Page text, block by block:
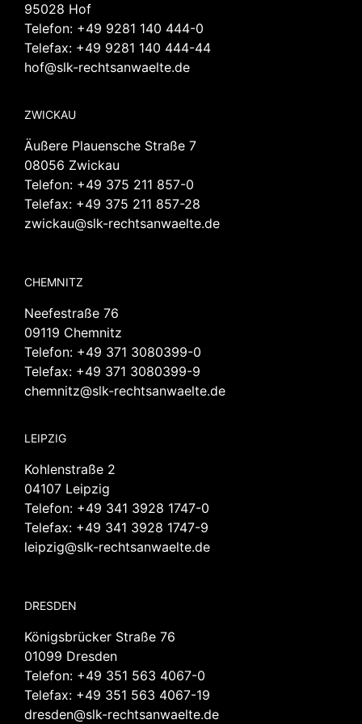
95028 Hof
Telefon: +49 9281 140 444-0
Telefax: +49 9281 140 444-44
hof@slk-rechtsanwaelte.de
ZWICKAU
Äußere Plauensche Straße 7
08056 Zwickau
Telefon: +49 375 211 857-0
Telefax: +49 375 211 857-28
zwickau@slk-rechtsanwaelte.de
CHEMNITZ
Neefestraße 76
09119 Chemnitz
Telefon: +49 371 3080399-0
Telefax: +49 371 3080399-9
chemnitz@slk-rechtsanwaelte.de
LEIPZIG
Kohlenstraße 2
04107 Leipzig
Telefon: +49 341 3928 1747-0
Telefax: +49 341 3928 1747-9
leipzig@slk-rechtsanwaelte.de
DRESDEN
Königsbrücker Straße 76
01099 Dresden
Telefon: +49 351 563 4067-0
Telefax: +49 351 563 4067-19
dresden@slk-rechtsanwaelte.de